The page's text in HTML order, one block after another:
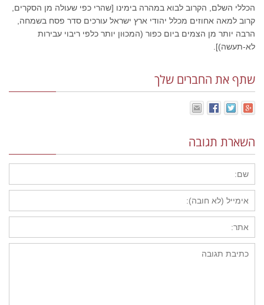
הכללי השלם, הקרוב לבוא במהרה בימינו [שהרי כפי שעולה מן הסקרים,
קרוב למאה אחוזים מכלל יהודי ארץ ישראל עורכים סדר פסח בשמחה,
הרבה יותר מן הצמים ביום כפור (המכוּון יותר כלפי ריבוי עבירות
לא-תעשה)].
שתף את החברים שלך
השארת תגובה